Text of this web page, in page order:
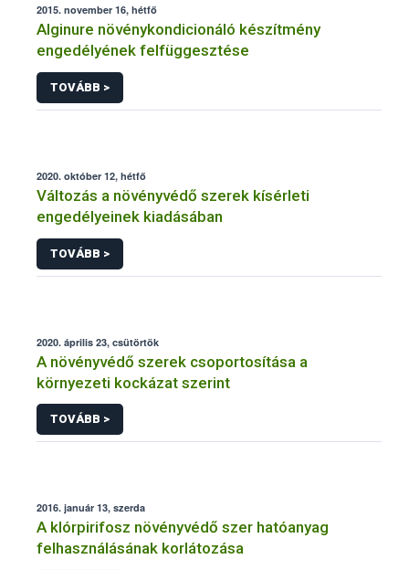
2015. november 16, hétfő
Alginure növénykondicionáló készítmény
engedélyének felfüggesztése
TOVÁBB >
2020. október 12, hétfő
Változás a növényvédő szerek kísérleti
engedélyeinek kiadásában
TOVÁBB >
2020. április 23, csütörtök
A növényvédő szerek csoportosítása a
környezeti kockázat szerint
TOVÁBB >
2016. január 13, szerda
A klórpirifosz növényvédő szer hatóanyag
felhasználásának korlátozása